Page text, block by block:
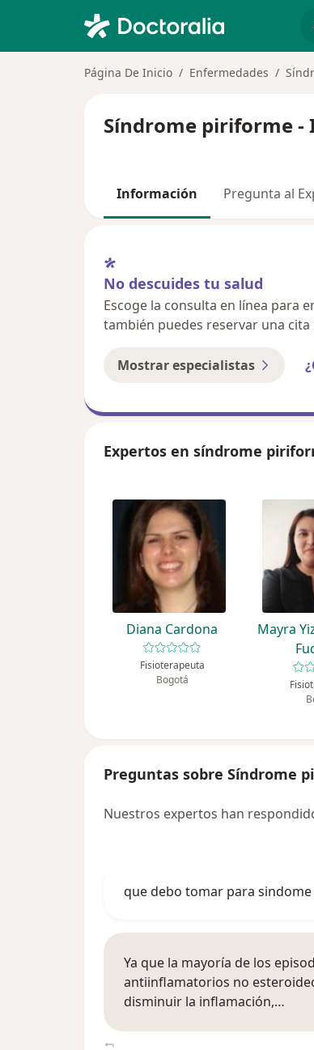
Página De Inicio Enfermedades
Síndrome piriforme
Información Pregunta al
No descuides tu salud
Escoge la consulta en línea para
también puedes reservar una cita
Mostrar especialistas
Expertos en síndrome
Diana Cardona
Fisioterapeuta
Bogotá
Mayra
Preguntas sobre Síndrome
Nuestros expertos han
que debo tomar para
Ya que la mayoría de los
antiinflamatorios no
disminuir la inflamación,…